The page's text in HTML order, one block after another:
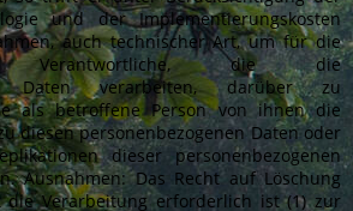
und der Implementierungskosten
auch technischer Art, um für die
Verantwortliche, die die
Daten verarbeiten, darüber zu
als betroffene Person von ihnen die
diesen personenbezogenen Daten oder
dieser personenbezogenen
Ausnahmen: Das Recht auf Löschung
die Verarbeitung erforderlich ist (1) zur